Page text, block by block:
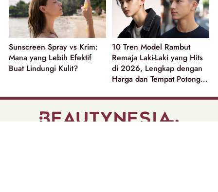
Sunscreen Spray vs Krim:
Mana yang Lebih Efektif
Buat Lindungi Kulit?
10 Tren Model Rambut
Remaja Laki-Laki yang Hits
di 2026, Lengkap dengan
Harga dan Tempat Potong